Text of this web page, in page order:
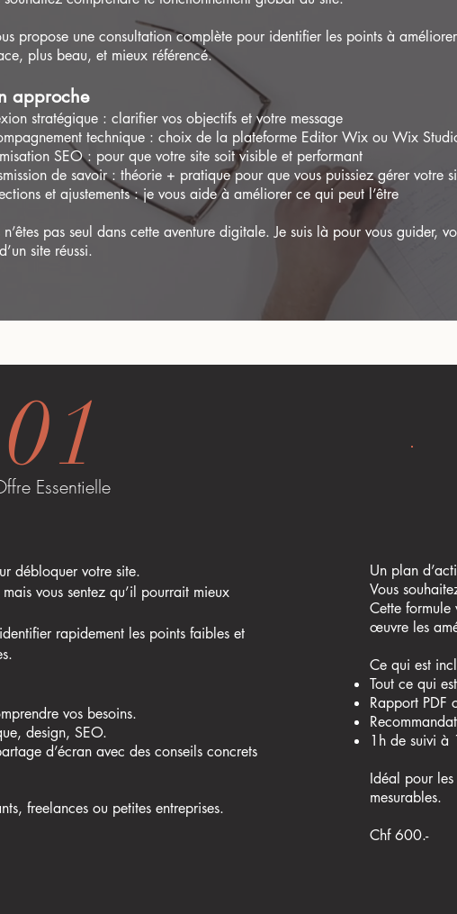
propose une consultation complète pour identifier les points à
plus beau, et mieux référencé.
approche
stratégique : clarifier vos objectifs et votre message
technique : choix de la plateforme Editor Wix ou Wix
SEO : pour que votre site soit visible et performant
de savoir : théorie + pratique pour que vous puissiez gérer votre
et ajustements : je vous aide à améliorer ce qui peut l’être
n’êtes pas seul dans cette aventure digitale. Je suis là pour vous guider,
site réussi.
01
Essentielle
débloquer votre site.
vous sentez qu’il pourrait mieux
rapidement les points faibles et
vos besoins.
design, SEO.
d’écran avec des conseils concrets
freelances ou petites entreprises.
Un plan
Vous
Cette
œuvre les
Ce qui est
Tout ce qui
Rapport PDF
1h de suivi à
Idéal pour les
mesurables.
Chf 600.-